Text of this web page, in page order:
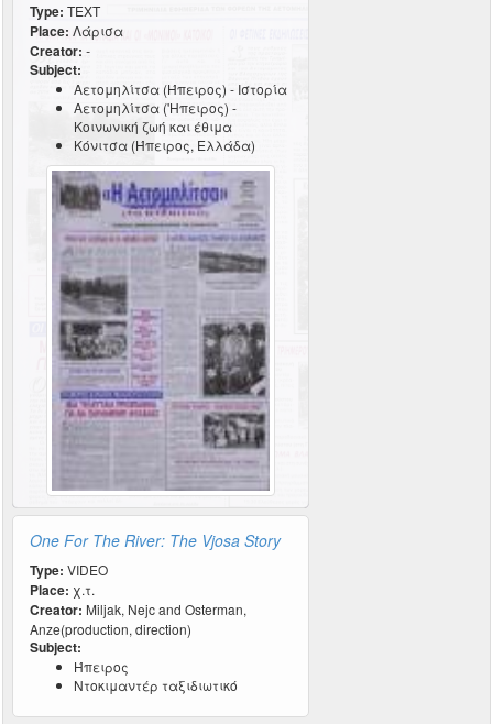
Type: TEXT
Place: Λάρισα
Creator: -
Subject:
Αετομηλίτσα (Ήπειρος) - Ιστορία
Αετομηλίτσα ('Ηπειρος) -
Κοινωνική ζωή και έθιμα
Κόνιτσα (Ήπειρος, Ελλάδα)
One For The River: The Vjosa Story
Type: VIDEO
Place: χ.τ.
Creator: Miljak, Nejc and Osterman,
Anze(production, direction)
Subject:
Ήπειρος
Ντοκιμαντέρ ταξιδιωτικό